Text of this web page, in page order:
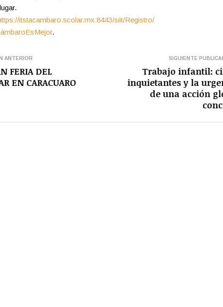
itstacambaro.scolar.mx:8443/siit/Registro/
.
ANTERIOR
FERIA DEL
EN CARACUARO
SIGUIENTE
Trabajo infantil:
inquietantes y la
de una acción